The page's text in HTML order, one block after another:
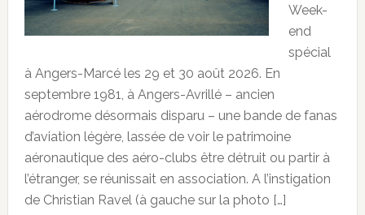
Week-
end
spécial
à Angers-Marcé les 29 et 30 août 2026. En
septembre 1981, à Angers-Avrillé – ancien
aérodrome désormais disparu – une bande de fanas
d’aviation légère, lassée de voir le patrimoine
aéronautique des aéro-clubs être détruit ou partir à
l’étranger, se réunissait en association. A l’instigation
de Christian Ravel (à gauche sur la photo […]